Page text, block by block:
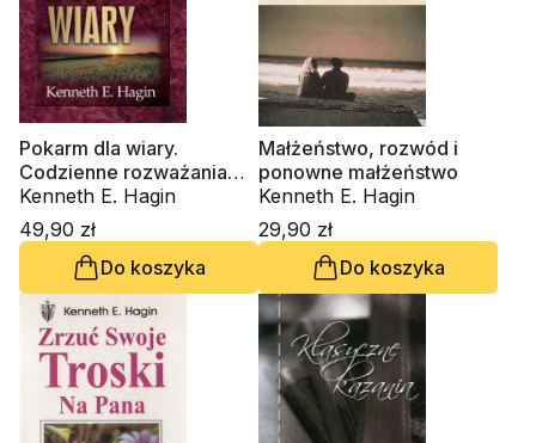
Pokarm dla wiary.
Codzienne rozważania
modlitewne
Kenneth E. Hagin
49,90 zł
Do koszyka
Małżeństwo, rozwód i
ponowne małżeństwo
Kenneth E. Hagin
29,90 zł
Do koszyka